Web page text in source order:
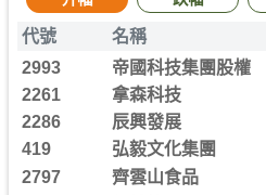
代號 名稱
2993
帝國科技集團股權
2261 拿森科技
2286 辰興發展
419 弘毅文化集團
2797 齊雲山食品